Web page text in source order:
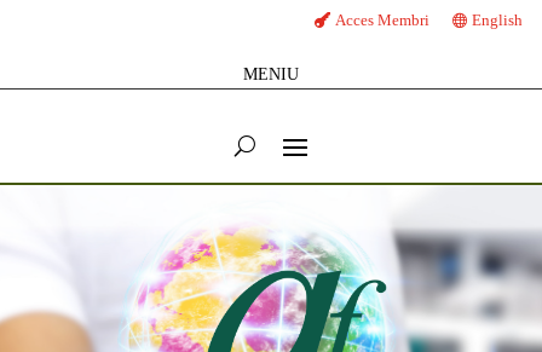
Acces Membri English
MENIU